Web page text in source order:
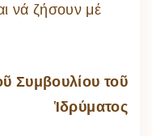
νά ζήσουν μέ
Συμβουλίου τοῦ
Ἱδρύματος